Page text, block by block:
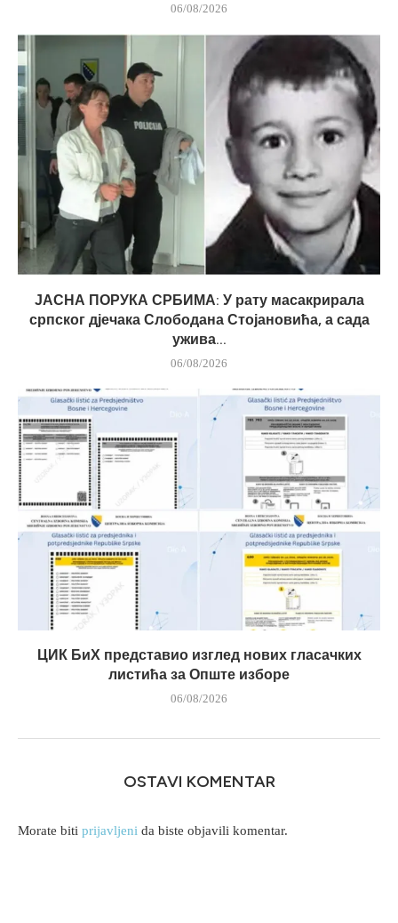
06/08/2026
ЈАСНА ПОРУКА СРБИМА: У рату масакрирала
српског дјечака Слободана Стојановића, а сада
ужива...
06/08/2026
ЦИК БиХ представио изглед нових гласачких
листића за Опште изборе
06/08/2026
OSTAVI KOMENTAR
Morate biti prijavljeni da biste objavili komentar.